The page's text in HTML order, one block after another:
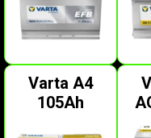
Varta A4
105Ah